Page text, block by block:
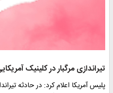
تیراندازی مرگبار در کلینیک آمریکایی
پلیس آمریکا اعلام کرد: در حادثه